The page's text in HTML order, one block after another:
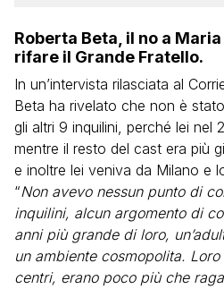
Roberta Beta, il no a
rifare il Grande Fratello.
In un’intervista rilasciata al
Beta ha rivelato che non è
gli altri 9 inquilini, perché lei nel
mentre il resto del cast era più
e inoltre lei veniva da Milano e
“Non avevo nessun punto di
inquilini, alcun argomento di
anni più grande di loro,
un ambiente cosmopolita.
centri, erano poco più che